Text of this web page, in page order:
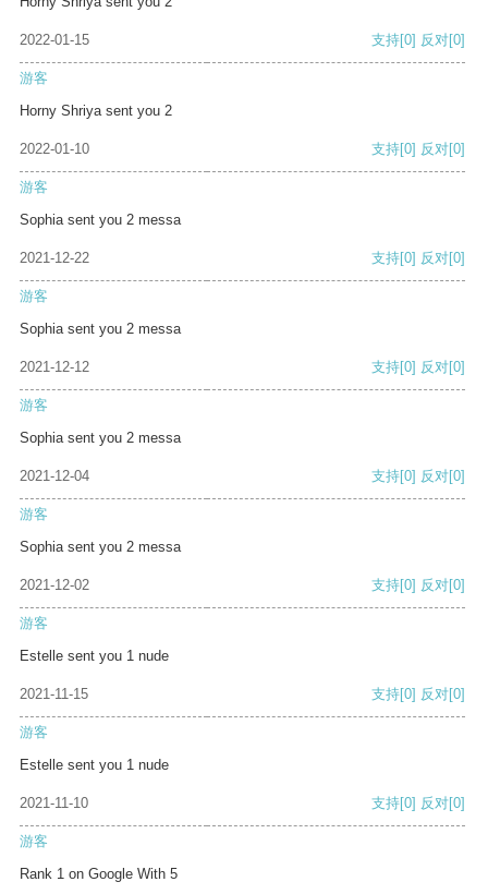
2022-01-15 支持[0] 反对[0]
游客
Horny Shriya sent you 2
2022-01-10 支持[0] 反对[0]
游客
Sophia sent you 2 messa
2021-12-22 支持[0] 反对[0]
游客
Sophia sent you 2 messa
2021-12-12 支持[0] 反对[0]
游客
Sophia sent you 2 messa
2021-12-04 支持[0] 反对[0]
游客
Sophia sent you 2 messa
2021-12-02 支持[0] 反对[0]
游客
Estelle sent you 1 nude
2021-11-15 支持[0] 反对[0]
游客
Estelle sent you 1 nude
2021-11-10 支持[0] 反对[0]
游客
Rank 1 on Google With 5